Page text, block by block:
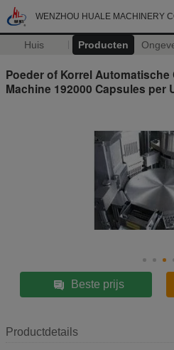
WENZHOU HUALE MACHINERY
Huis Producten
Poeder of Korrel Automatische
Machine 192000 Capsules per
Beste prijs
Productdetails